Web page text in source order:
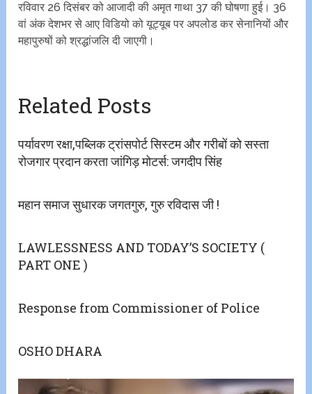
रविवार 26 दिसंबर को आजादी की अमृत गाथा 37 की घोषणा हुई। 36
वां अंक देशभर से आए विडियो को यूट्यूब पर अपलोड कर सेनानियों और
महापुरुषों को श्रद्धांजलि दी जाएगी।
Related Posts
​पर्यावरण​ रक्षा,पब्लिक ट्रांसपोर्ट सिस्टम और गरीबों को सस्ता
रोजगार प्रदान करता जांगिड़ मोटर्स: जगदीप सिंह
महान समाज सुधारक जगतगुरु, गुरु रविदास जी !
LAWLESSNESS AND TODAY’S SOCIETY (
PART ONE )
Response from Commissioner of Police
OSHO DHARA